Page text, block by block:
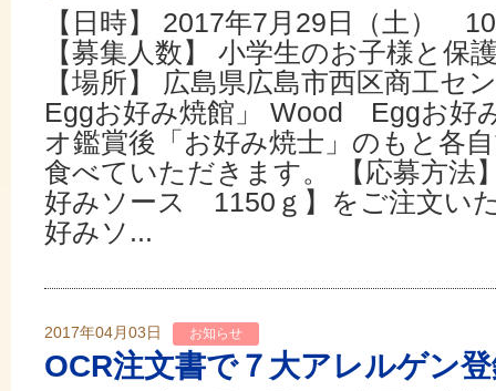
【日時】 2017年7月29日（土）
【募集人数】 小学生のお子様と
【場所】 広島県広島市西区商工
Eggお好み焼館」 Wood Eggお好
オ鑑賞後「お好み焼士」のもと各
食べていただきます。 【応募方法
好みソース 1150ｇ】をご注文い
好みソ...
2017年04月03日 お知らせ
OCR注文書で７大アレルゲン